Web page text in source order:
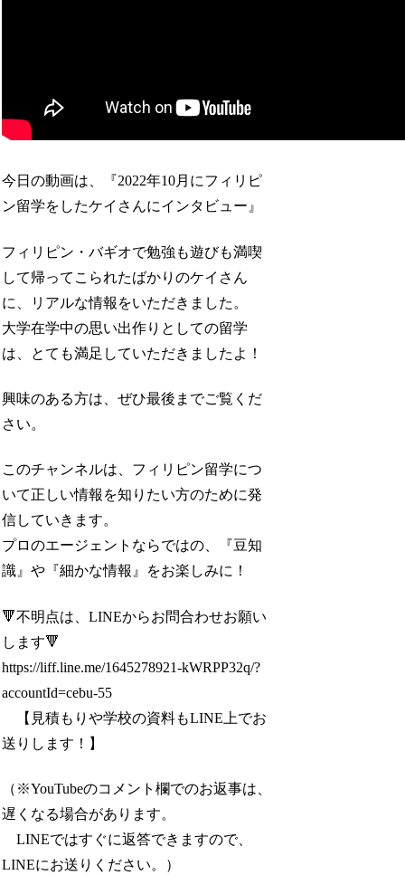
今日の動画は、『2022年10月にフィリピ
ン留学をしたケイさんにインタビュー』
フィリピン・バギオで勉強も遊びも満喫
して帰ってこられたばかりのケイさん
に、リアルな情報をいただきました。
大学在学中の思い出作りとしての留学
は、とても満足していただきましたよ！
興味のある方は、ぜひ最後までご覧くだ
さい。
このチャンネルは、フィリピン留学につ
いて正しい情報を知りたい方のために発
信していきます。
プロのエージェントならではの、『豆知
識』や『細かな情報』をお楽しみに！
🔻不明点は、LINEからお問合わせお願い
します🔻
https://liff.line.me/1645278921-kWRPP32q/?
accountId=cebu-55
【見積もりや学校の資料もLINE上でお
送りします！】
（※YouTubeのコメント欄でのお返事は、
遅くなる場合があります。
LINEではすぐに返答できますので、
LINEにお送りください。）